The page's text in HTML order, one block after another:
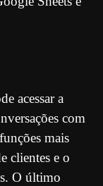
acessar a
com
mais
clientes e o
O último